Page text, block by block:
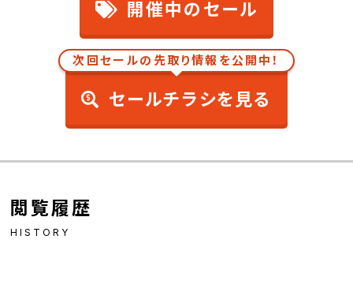
開催中のセール
次回セールの先取り情報を公開中！
セールチラシを見る
閲覧履歴
HISTORY